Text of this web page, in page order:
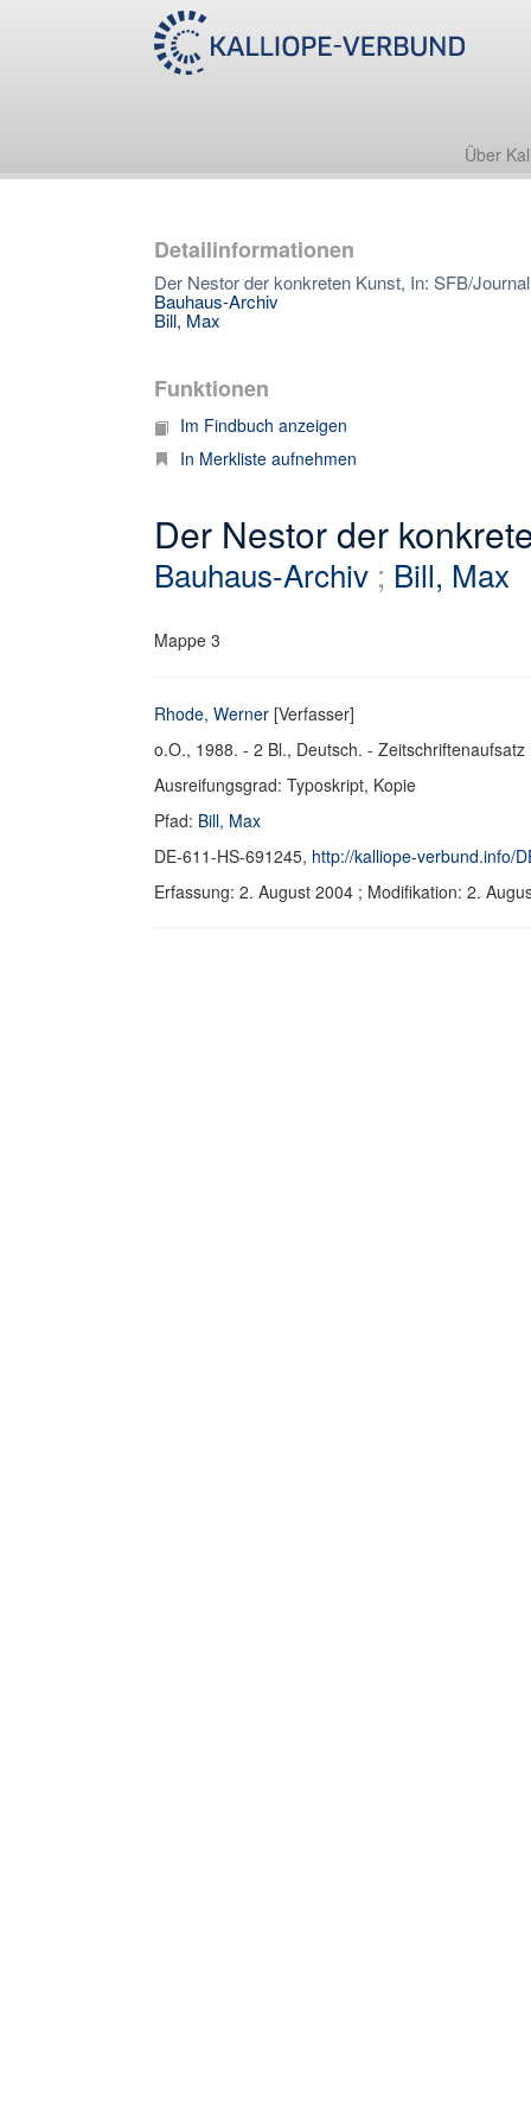
Über
Detailinformationen
Der Nestor der konkreten Kunst, In: SFB/
Bauhaus-Archiv
Bill, Max
Funktionen
Im Findbuch anzeigen
In Merkliste aufnehmen
Der Nestor der
Bauhaus-Archiv ; Bill, Max
Mappe 3
Rhode, Werner [Verfasser]
o.O., 1988. - 2 Bl., Deutsch. - Zeitschriftenaufsatz
Ausreifungsgrad: Typoskript, Kopie
Pfad: Bill, Max
DE-611-HS-691245, http://kalliope-verbund.info/
Erfassung: 2. August 2004 ; Modifikation: 2.